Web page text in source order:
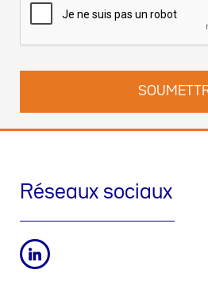
des données et comment exercer
Politique de confidentialité. Vous
Réseaux sociaux